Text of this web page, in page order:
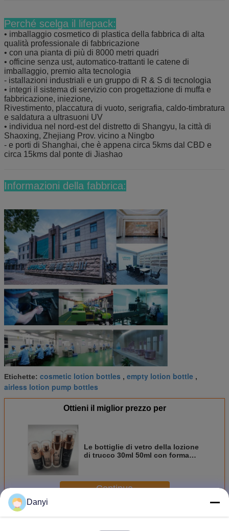
Perché scelga il lifepack:
• imballaggio cosmetico di plastica della fabbrica di alta
qualità professionale di fabbricazione
• con una pianta di più di 8000 metri quadri
• officine senza ust, automatico-trattanti le catene di
imballaggio, premio alta tecnologia
- istallazioni industriali e un gruppo di R & S di tecnologia
• integri il sistema di servizio con progettazione di muffa e
fabbricazione, iniezione,
Rivestimento, placcatura di vuoto, serigrafia, caldo-timbratura
e saldatura a ultrasuoni UV
• individua nel nord-est del distretto di Shangyu, la città di
Shaoxing, Zhejiang Prov. vicino a Ningbo
- e porti di Shanghai, che è appena circa 5kms dal CBD e
circa 15kms dal ponte di Jiashao
Informazioni della fabbrica:
Etichette: cosmetic lotion bottles , empty lotion bottle ,
airless lotion pump bottles
Ottieni il miglior prezzo per
Le bottiglie di vetro della lozione
di trucco 30ml 50ml con forma
Continua
PiùBottiglie acriliche della lozione
Danyi